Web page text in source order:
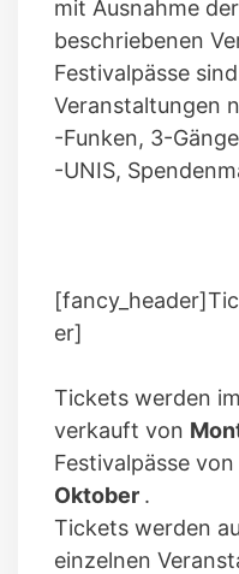
mit Ausnahme
beschriebenen
Festivalpässe
Veranstaltungen
-Funken, 3-
-UNIS,
er]
Tickets werden
verkauft von
Festivalpässe von
Oktober .
Tickets werden
einzelnen